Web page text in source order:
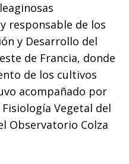
responsable de los
y Desarrollo del
de Francia, donde
de los cultivos
acompañado por
Vegetal del
Observatorio Colza